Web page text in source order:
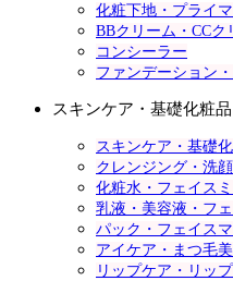
化粧下地・プライ
BBクリーム・CCク
コンシーラー
ファンデーション
スキンケア・基礎化粧品
スキンケア・基礎
クレンジング・洗
化粧水・フェイス
乳液・美容液・フ
パック・フェイス
アイケア・まつ毛
リップケア・リッ